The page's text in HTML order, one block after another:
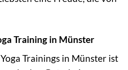
Training in Münster
Trainings in Münster ist